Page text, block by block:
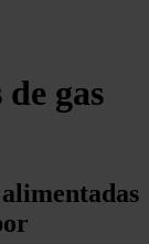
gas